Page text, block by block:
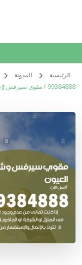
الرئيسية المدونة
99384888 / مقوي سيرفس 5g